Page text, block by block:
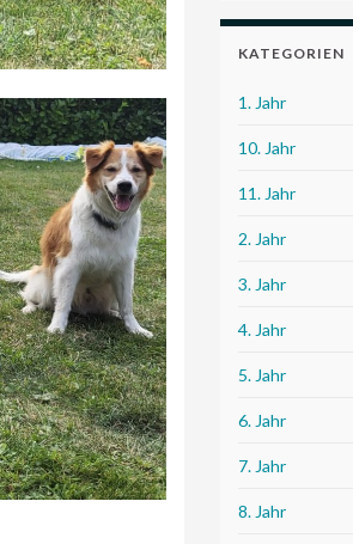
KATEGORIEN
1. Jahr
10. Jahr
11. Jahr
2. Jahr
3. Jahr
4. Jahr
5. Jahr
6. Jahr
7. Jahr
8. Jahr